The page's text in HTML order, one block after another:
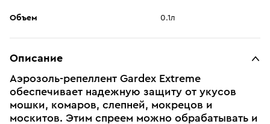
Объем 0.1л
Описание
Аэрозоль-репеллент Gardex Extreme
обеспечивает надежную защиту от укусов
мошки, комаров, слепней, мокрецов и
москитов. Этим спреем можно обрабатывать и